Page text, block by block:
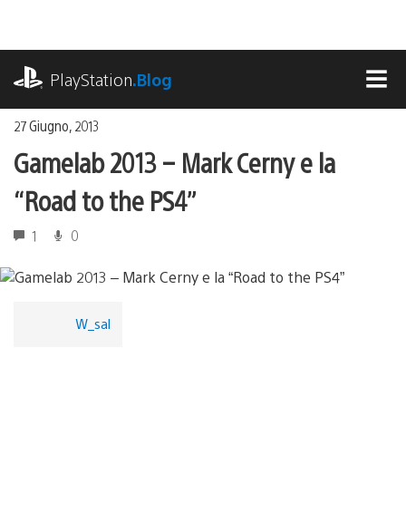
contenuto
PlayStation.Blog
27 Giugno, 2013
Gamelab 2013 – Mark Cerny e la
“Road to the PS4”
1 0
W_sal